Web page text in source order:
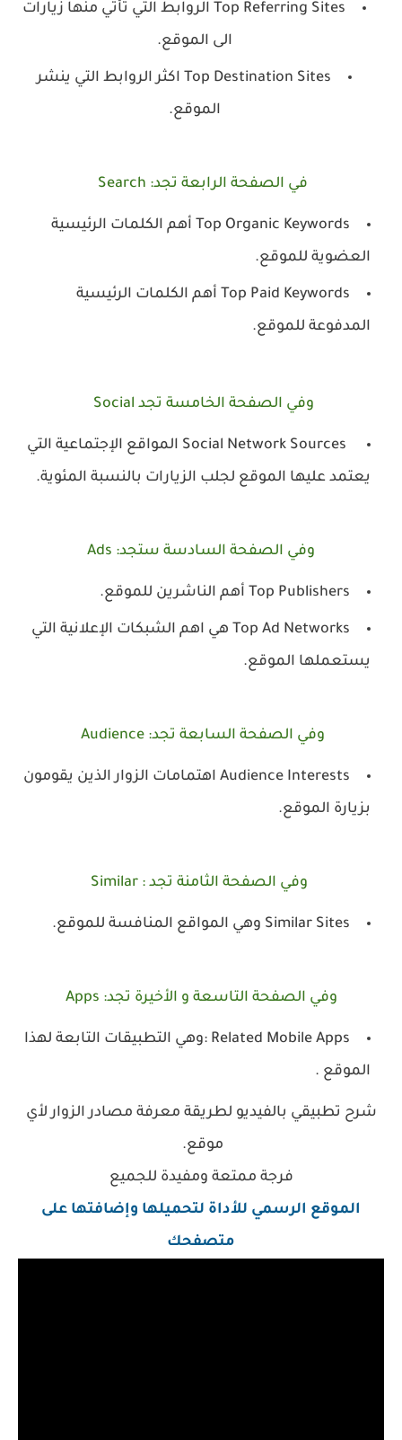
Top Referring Sites الروابط التي تأتي منها زيارات
الى الموقع.
Top Destination Sites اكثر الروابط التي ينشر
الموقع.
في الصفحة الرابعة تجد: Search
Top Organic Keywords أهم الكلمات الرئيسية
العضوية للموقع.
Top Paid Keywords أهم الكلمات الرئيسية
المدفوعة للموقع.
وفي الصفحة الخامسة تجد Social
المواقع الإجتماعية التي
يعتمد عليها الموقع لجلب الزيارات بالنسبة المئوية.
وفي الصفحة السادسة ستجد: Ads
Top Publishers أهم الناشرين للموقع.
Top Ad Networks هي اهم الشبكات الإعلانية التي
يستعملها الموقع.
وفي الصفحة السابعة تجد: Audience
Audience Interests اهتمامات الزوار الذين يقومون
بزيارة الموقع.
وفي الصفحة الثامنة تجد : Similar
Similar Sites وهي المواقع المنافسة للموقع.
وفي الصفحة التاسعة و الأخيرة تجد: Apps
Related Mobile Apps :وهي التطبيقات التابعة لهذا
الموقع .
شرح تطبيقي بالفيديو لطريقة معرفة مصادر الزوار لأي
موقع.
فرجة ممتعة ومفيدة للجميع
الموقع الرسمي للأداة لتحميلها وإضافتها على
متصفحك